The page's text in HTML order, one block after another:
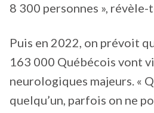
8 300 personnes »,
Puis en 2022, on prévoit
163 000 Québécois vont
neurologiques majeurs. «
quelqu’un, parfois on ne